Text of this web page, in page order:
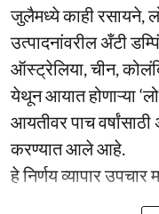
जुलैमध्ये काही रसायने,
उत्पादनांवरील अँटी
ऑस्ट्रेलिया, चीन,
येथून आयात होणाऱ्या
आयतीवर पाच
करण्यात आले आहे.
हे निर्णय व्यापार उपचार